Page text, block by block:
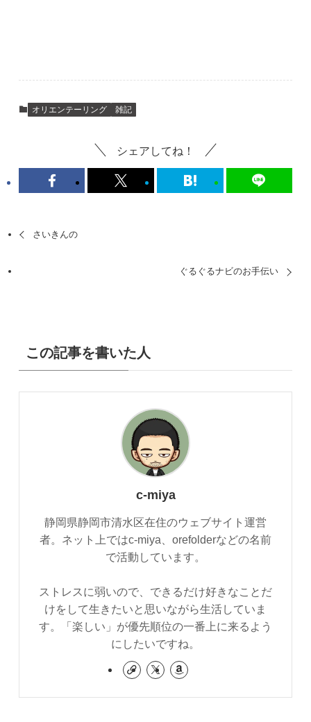
オリエンテーリング 雑記
シェアしてね！
さいきんの
ぐるぐるナビのお手伝い
この記事を書いた人
c-miya
静岡県静岡市清水区在住のウェブサイト運営
者。ネット上ではc-miya、orefolderなどの名前
で活動しています。
ストレスに弱いので、できるだけ好きなことだ
けをして生きたいと思いながら生活していま
す。「楽しい」が優先順位の一番上に来るよう
にしたいですね。